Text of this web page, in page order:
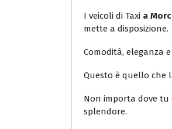
I veicoli di Taxi a
mette a disposizione.
Comodità, eleganza
Questo è quello che
Non importa dove tu
splendore.